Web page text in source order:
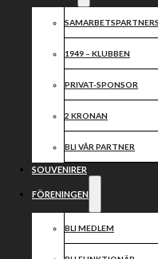
SAMARBETSPARTNERS
1949 – KLUBBEN
PRIVAT-SPONSOR
2 KRONAN
BLI VÅR PARTNER
SOUVENIRER
FÖRENINGEN
BLI MEDLEM